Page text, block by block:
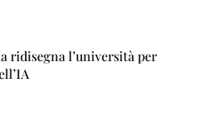
ridisegna l’università per